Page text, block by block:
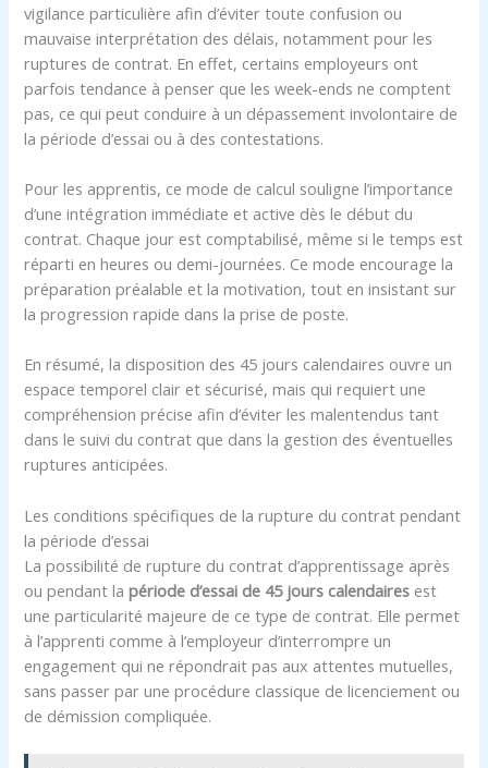
vigilance particulière afin d’éviter toute confusion ou
mauvaise interprétation des délais, notamment pour les
ruptures de contrat. En effet, certains employeurs ont
parfois tendance à penser que les week-ends ne comptent
pas, ce qui peut conduire à un dépassement involontaire de
la période d’essai ou à des contestations.
Pour les apprentis, ce mode de calcul souligne l’importance
d’une intégration immédiate et active dès le début du
contrat. Chaque jour est comptabilisé, même si le temps est
réparti en heures ou demi-journées. Ce mode encourage la
préparation préalable et la motivation, tout en insistant sur
la progression rapide dans la prise de poste.
En résumé, la disposition des 45 jours calendaires ouvre un
espace temporel clair et sécurisé, mais qui requiert une
compréhension précise afin d’éviter les malentendus tant
dans le suivi du contrat que dans la gestion des éventuelles
ruptures anticipées.
Les conditions spécifiques de la rupture du contrat pendant
la période d’essai
La possibilité de rupture du contrat d’apprentissage après
ou pendant lapériode d’essai de 45 jours calendaires est
une particularité majeure de ce type de contrat. Elle permet
à l’apprenti comme à l’employeur d’interrompre un
engagement qui ne répondrait pas aux attentes mutuelles,
sans passer par une procédure classique de licenciement ou
de démission compliquée.